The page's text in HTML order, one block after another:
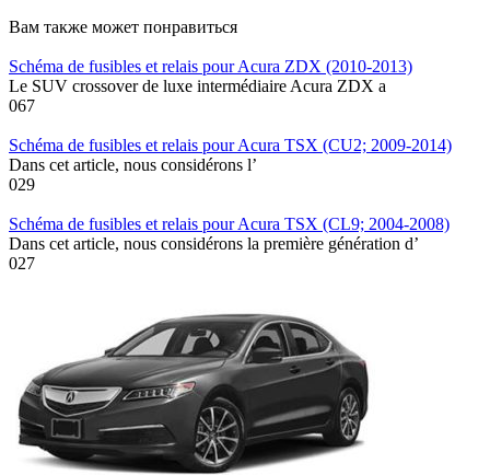
Вам также может понравиться
Schéma de fusibles et relais pour Acura ZDX (2010-2013)
Le SUV crossover de luxe intermédiaire Acura ZDX a
067
Schéma de fusibles et relais pour Acura TSX (CU2; 2009-2014)
Dans cet article, nous considérons l’
029
Schéma de fusibles et relais pour Acura TSX (CL9; 2004-2008)
Dans cet article, nous considérons la première génération d’
027